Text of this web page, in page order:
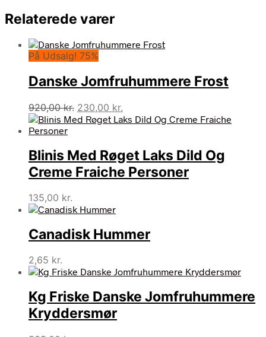
Relaterede varer
På Udsalg! 75%
Danske Jomfruhummere Frost
920,00kr. Den
oprindelige
920,00 kr..
230,00 kr.
aktuelle
230,00 kr..
Blinis Med Røget Laks Dild Og
Creme Fraiche Personer
135,00 kr.
Canadisk Hummer
2,65 kr.
Kg Friske Danske Jomfruhummere
Kryddersmør